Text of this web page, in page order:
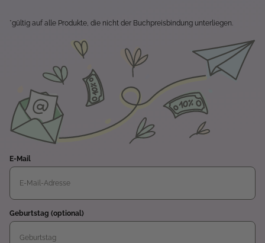
*gültig auf alle Produkte, die nicht der Buchpreisbindung unterliegen.
E-Mail
Geburtstag (optional)